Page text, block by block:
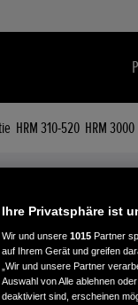
HRM 310-520 HRM 3000
Ihre Privatsphäre ist
Wir und unsere 1015 Partner
auf Ihrem Gerät und greifen
„Wir und unsere Partner
Auswahl von Alle ablehnen
deaktiviert sind, erscheinen